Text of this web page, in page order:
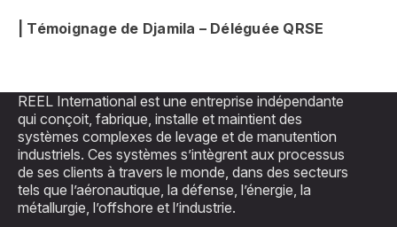
| Témoignage de Djamila – Déléguée QRSE
REEL International est une entreprise indépendante
qui conçoit, fabrique, installe et maintient des
systèmes complexes de levage et de manutention
industriels. Ces systèmes s’intègrent aux processus
de ses clients à travers le monde, dans des secteurs
tels que l’aéronautique, la défense, l’énergie, la
métallurgie, l’offshore et l’industrie.